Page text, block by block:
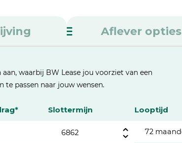
Aflever opties
waarbij BW Lease jou voorziet van een
te passen naar jouw wensen.
Slottermijn Looptijd